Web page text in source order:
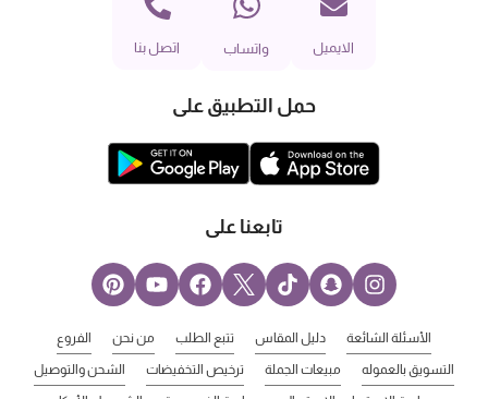
الايميل واتساب اتصل بنا
حمل التطبيق على
تابعنا على
الأسئلة الشائعة دليل المقاس تتبع الطلب من نحن الفروع
التسويق بالعموله مبيعات الجملة ترخيص التخفيضات الشحن والتوصيل